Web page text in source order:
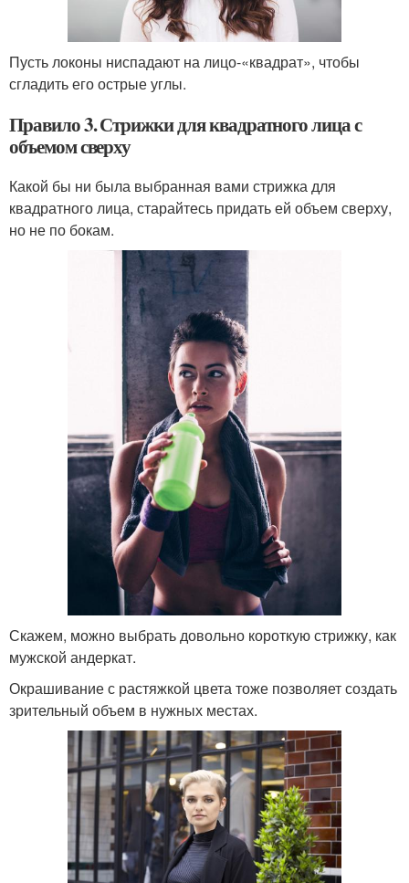
Пусть локоны ниспадают на лицо-«квадрат», чтобы
сгладить его острые углы.
Правило 3. Стрижки для квадратного лица с
объемом сверху
Какой бы ни была выбранная вами стрижка для
квадратного лица, старайтесь придать ей объем сверху,
но не по бокам.
Скажем, можно выбрать довольно короткую стрижку, как
мужской андеркат.
Окрашивание с растяжкой цвета тоже позволяет создать
зрительный объем в нужных местах.